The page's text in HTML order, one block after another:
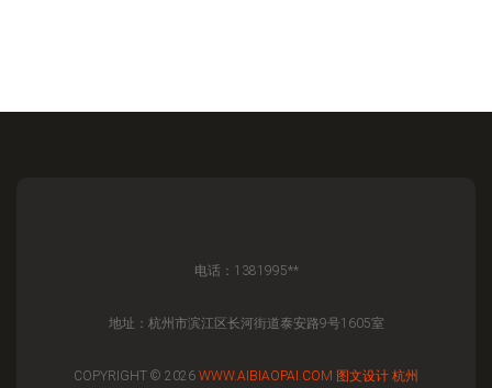
电话：1381995**
地址：杭州市滨江区长河街道泰安路9号1605室
COPYRIGHT © 2026 WWW.AIBIAOPAI.COM 图文设计 杭州